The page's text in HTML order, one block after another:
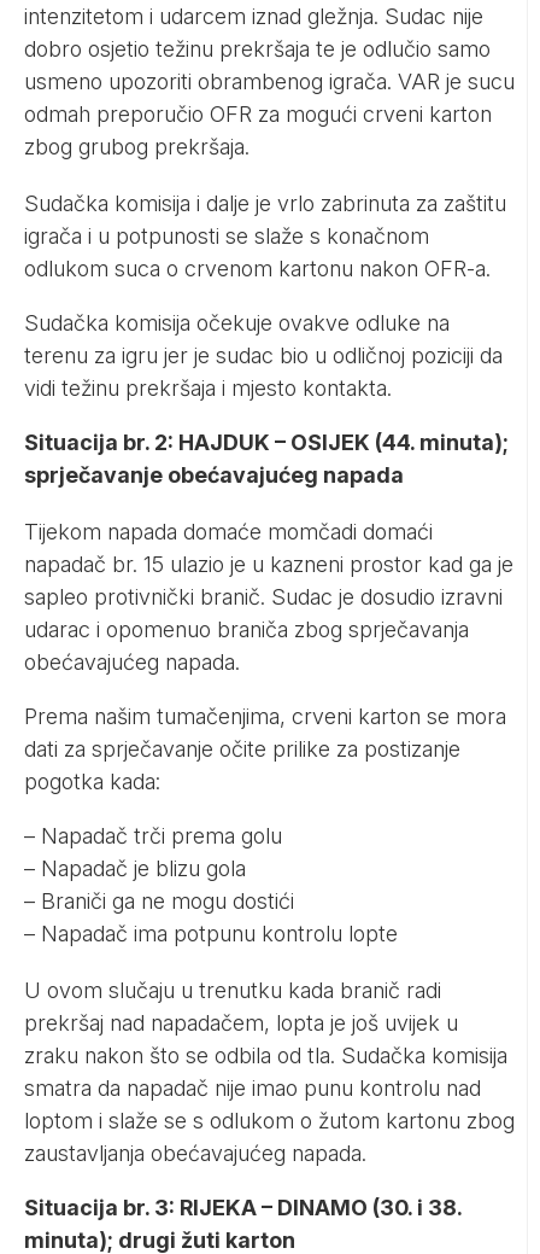
intenzitetom i udarcem iznad gležnja. Sudac nije
dobro osjetio težinu prekršaja te je odlučio samo
usmeno upozoriti obrambenog igrača. VAR je sucu
odmah preporučio OFR za mogući crveni karton
zbog grubog prekršaja.
Sudačka komisija i dalje je vrlo zabrinuta za zaštitu
igrača i u potpunosti se slaže s konačnom
odlukom suca o crvenom kartonu nakon OFR-a.
Sudačka komisija očekuje ovakve odluke na
terenu za igru jer je sudac bio u odličnoj poziciji da
vidi težinu prekršaja i mjesto kontakta.
Situacija br. 2: HAJDUK – OSIJEK (44. minuta);
sprječavanje obećavajućeg napada
Tijekom napada domaće momčadi domaći
napadač br. 15 ulazio je u kazneni prostor kad ga je
sapleo protivnički branič. Sudac je dosudio izravni
udarac i opomenuo braniča zbog sprječavanja
obećavajućeg napada.
Prema našim tumačenjima, crveni karton se mora
dati za sprječavanje očite prilike za postizanje
pogotka kada:
– Napadač trči prema golu
– Napadač je blizu gola
– Braniči ga ne mogu dostići
– Napadač ima potpunu kontrolu lopte
U ovom slučaju u trenutku kada branič radi
prekršaj nad napadačem, lopta je još uvijek u
zraku nakon što se odbila od tla. Sudačka komisija
smatra da napadač nije imao punu kontrolu nad
loptom i slaže se s odlukom o žutom kartonu zbog
zaustavljanja obećavajućeg napada.
Situacija br. 3: RIJEKA – DINAMO (30. i 38.
minuta); drugi žuti karton